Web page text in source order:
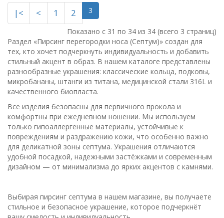
|< < 1 2 3
Показано с 31 по 34 из 34 (всего 3 страниц)
Раздел «Пирсинг перегородки носа (Септум)» создан для
тех, кто хочет подчеркнуть индивидуальность и добавить
стильный акцент в образ. В нашем каталоге представлены
разнообразные украшения: классические кольца, подковы,
микробананы, штанги из титана, медицинской стали 316L и
качественного биопласта.
Все изделия безопасны для первичного прокола и
комфортны при ежедневном ношении. Мы используем
только гипоаллергенные материалы, устойчивые к
повреждениям и раздражению кожи, что особенно важно
для деликатной зоны септума. Украшения отличаются
удобной посадкой, надежными застёжками и современным
дизайном — от минимализма до ярких акцентов с камнями.
Выбирая пирсинг септума в нашем магазине, вы получаете
стильное и безопасное украшение, которое подчеркнёт